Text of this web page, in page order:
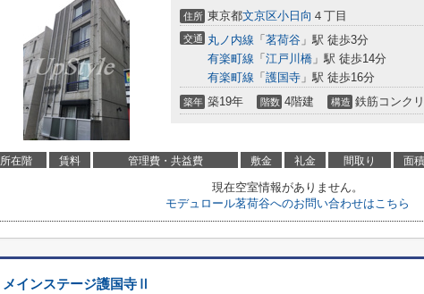
住所 東京都文京区小日向 ４丁目
交通 丸ノ内線 「 茗荷谷 」駅 徒歩3分
有楽町線 「 江戸川橋 」駅 徒歩14分
有楽町線 「 護国寺 」駅 徒歩16分
築年 築19年 階数 4階建 構造 鉄筋コンク
所在階 賃料 管理費・共益費 敷金 礼金 間取り 面積
現在空室情報がありません。
モデュロール茗荷谷へのお問い合わせはこちら
メインステージ護国寺Ⅱ